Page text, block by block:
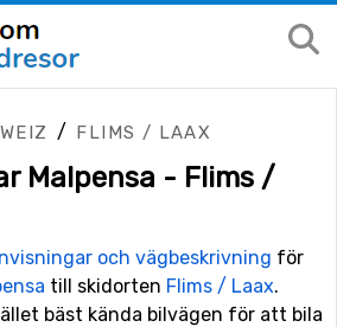
/ FLIMS / LAAX
Malpensa - Flims /
och vägbeskrivning för
till skidorten Flims / Laax.
bäst kända bilvägen för att bila